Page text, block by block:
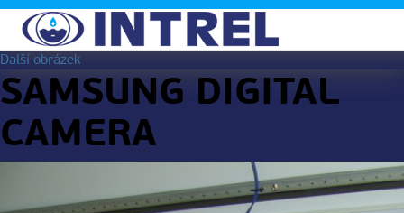
Další obrázek
SAMSUNG DIGITAL
CAMERA